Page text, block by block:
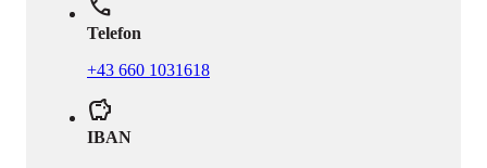
phone
Telefon
+43 660 1031618
savings
IBAN